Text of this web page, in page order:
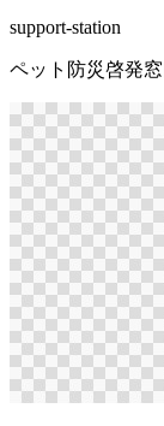
support-station
ペット防災啓発